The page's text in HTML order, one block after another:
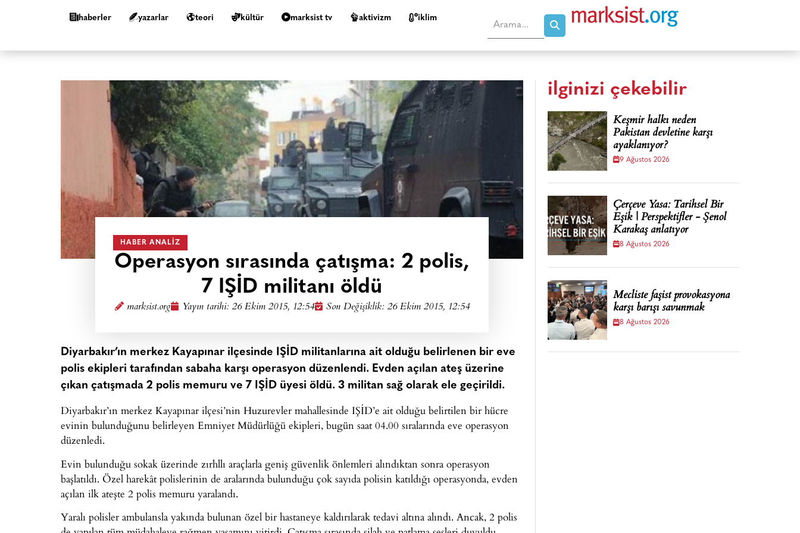
haberler yazarlar teori kültür marksist tv aktivizm i̇klim
HABER ANALIZ
Operasyon sırasında çatışma: 2 polis,
7 IŞİD militanı öldü
marksist.org Yayın tarihi: 26 Ekim 2015, 12:54 Son Değişiklik: 26 Ekim 2015, 12:54
Diyarbakır’ın merkez Kayapınar ilçesinde IŞİD militanlarına ait olduğu belirlenen bir eve
polis ekipleri tarafından sabaha karşı operasyon düzenlendi. Evden açılan ateş üzerine
çıkan çatışmada 2 polis memuru ve 7 IŞİD üyesi öldü. 3 militan sağ olarak ele geçirildi.
Diyarbakır’ın merkez Kayapınar ilçesi’nin Huzurevler mahallesinde IŞİD’e ait olduğu belirtilen bir hücre
evinin bulunduğunu belirleyen Emniyet Müdürlüğü ekipleri, bugün saat 04.00 sıralarında eve operasyon
düzenledi.
Evin bulunduğu sokak üzerinde zırhllı araçlarla geniş güvenlik önlemleri alındıktan sonra operasyon
başlatıldı. Özel harekât polislerinin de aralarında bulunduğu çok sayıda polisin katıldığı operasyonda, evden
açılan ilk ateşte 2 polis memuru yaralandı.
Yaralı polisler ambulansla yakında bulunan özel bir hastaneye kaldırılarak tedavi altına alındı. Ancak, 2 polis
ilginizi çekebilir
Keşmir halkı neden
Pakistan devletine karşı
ayaklanıyor?
9 Ağustos 2026
Çerçeve Yasa: Tarihsel Bir
Eşik | Perspektifler - Şenol
Karakaş anlatıyor
8 Ağustos 2026
Mecliste faşist provokasyona
karşı barışı savunmak
8 Ağustos 2026